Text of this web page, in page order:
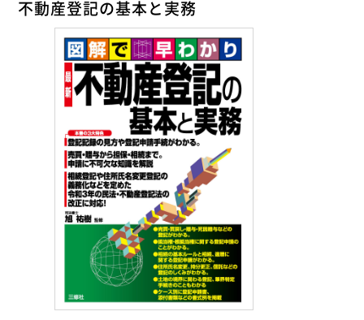
ドイツ語
フランス語
スペイン語
イタリア語
ヨーロッパ諸語
韓国・朝鮮語
アジア諸語
不動産登記の基本と実務